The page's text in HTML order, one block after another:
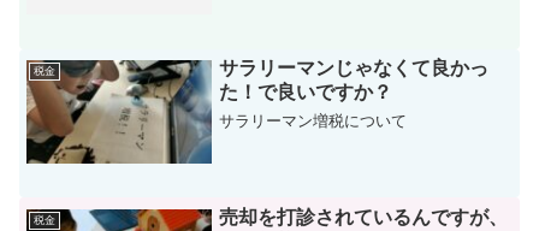
税金
サラリーマンじゃなくて良かっ
た！で良いですか？
サラリーマン増税について
税金
売却を打診されているんですが、